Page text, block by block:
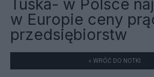
Tuska- w Polsce
w Europie ceny
przedsiębiorstw
« WRÓĆ DO NOTKI